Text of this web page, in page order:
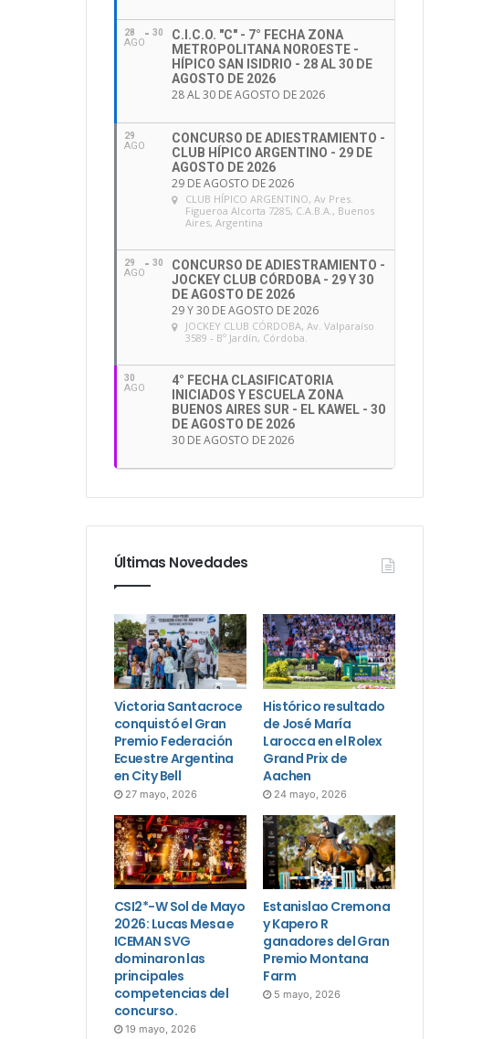
28
AGO
30
C.I.C.O. "C" - 7° FECHA ZONA
METROPOLITANA NOROESTE -
HÍPICO SAN ISIDRIO - 28 AL 30 DE
AGOSTO DE 2026
28 AL 30 DE AGOSTO DE 2026
29
AGO
CONCURSO DE ADIESTRAMIENTO -
CLUB HÍPICO ARGENTINO - 29 DE
AGOSTO DE 2026
29 DE AGOSTO DE 2026
CLUB HÍPICO ARGENTINO, Av Pres.
Figueroa Alcorta 7285, C.A.B.A., Buenos
Aires, Argentina
29
AGO
30
CONCURSO DE ADIESTRAMIENTO -
JOCKEY CLUB CÓRDOBA - 29 Y 30
DE AGOSTO DE 2026
29 Y 30 DE AGOSTO DE 2026
JOCKEY CLUB CÓRDOBA, Av. Valparaíso
3589 - Bº Jardín, Córdoba.
30
AGO
4° FECHA CLASIFICATORIA
INICIADOS Y ESCUELA ZONA
BUENOS AIRES SUR - EL KAWEL - 30
DE AGOSTO DE 2026
30 DE AGOSTO DE 2026
Últimas Novedades
Victoria Santacroce
conquistó el Gran
Premio Federación
Ecuestre Argentina
en City Bell
27 mayo, 2026
Histórico resultado
de José María
Larocca en el Rolex
Grand Prix de
Aachen
24 mayo, 2026
CSI2*-W Sol de Mayo
2026: Lucas Mesa e
ICEMAN SVG
dominaron las
principales
competencias del
concurso.
19 mayo, 2026
Estanislao Cremona
y Kapero R
ganadores del Gran
Premio Montana
Farm
5 mayo, 2026